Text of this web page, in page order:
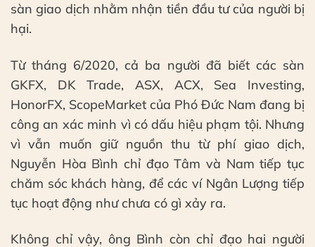
sàn giao dịch nhằm nhận tiền đầu tư của người bị
hại.
Từ tháng 6/2020, cả ba người đã biết các sàn
GKFX, DK Trade, ASX, ACX, Sea Investing,
HonorFX, ScopeMarket của Phó Đức Nam đang bị
công an xác minh vì có dấu hiệu phạm tội. Nhưng
vì vẫn muốn giữ nguồn thu từ phí giao dịch,
Nguyễn Hòa Bình chỉ đạo Tâm và Nam tiếp tục
chăm sóc khách hàng, để các ví Ngân Lượng tiếp
tục hoạt động như chưa có gì xảy ra.
Không chỉ vậy, ông Bình còn chỉ đạo hai người